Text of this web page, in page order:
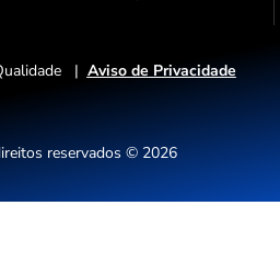
y
| Aviso de Privacidade
reservados © 2026